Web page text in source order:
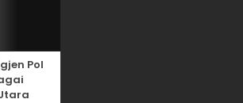
Pol